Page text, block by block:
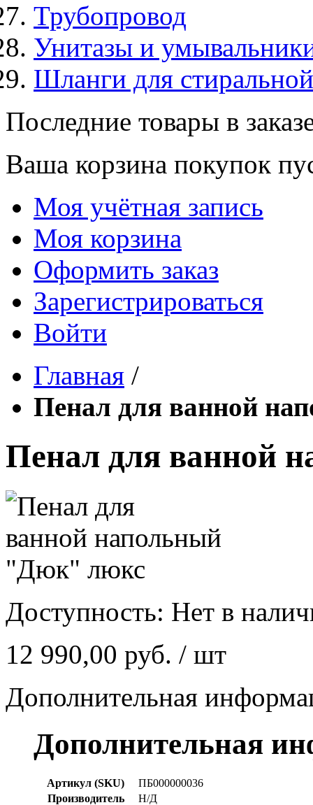
Трубопровод
Унитазы и
Шланги для
Последние товары в
Ваша корзина покупок
Моя учётная запись
Моя корзина
Оформить заказ
Зарегистрироваться
Войти
Главная /
Пенал для ванной
Пенал для ванной
Доступность: Нет в
12 990,00 руб. / шт
Дополнительная
Дополнительная
Артикул (SKU)
ПБ000000036
Производитель
Н/Д